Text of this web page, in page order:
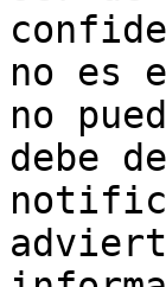
no es
no
debe